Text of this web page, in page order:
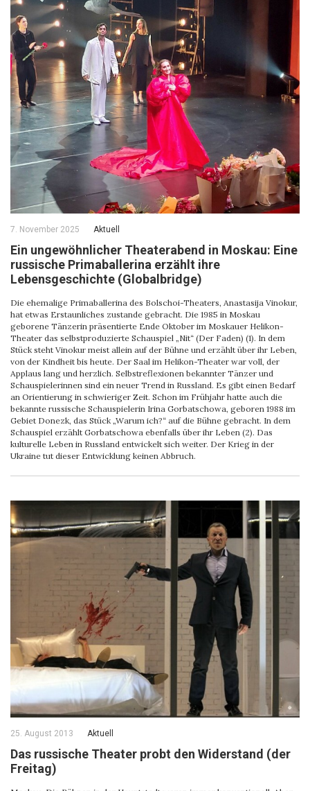
7. November 2025 Aktuell
Ein ungewöhnlicher Theaterabend in Moskau: Eine
russische Primaballerina erzählt ihre
Lebensgeschichte (Globalbridge)
Die ehemalige Primaballerina des Bolschoi-Theaters, Anastasija Vinokur,
hat etwas Erstaunliches zustande gebracht. Die 1985 in Moskau
geborene Tänzerin präsentierte Ende Oktober im Moskauer Helikon-
Theater das selbstproduzierte Schauspiel „Nit“ (Der Faden) (1). In dem
Stück steht Vinokur meist allein auf der Bühne und erzählt über ihr Leben,
von der Kindheit bis heute. Der Saal im Helikon-Theater war voll, der
Applaus lang und herzlich. Selbstreflexionen bekannter Tänzer und
Schauspielerinnen sind ein neuer Trend in Russland. Es gibt einen Bedarf
an Orientierung in schwieriger Zeit. Schon im Frühjahr hatte auch die
bekannte russische Schauspielerin Irina Gorbatschowa, geboren 1988 im
Gebiet Donezk, das Stück „Warum ich?“ auf die Bühne gebracht. In dem
Schauspiel erzählt Gorbatschowa ebenfalls über ihr Leben (2). Das
kulturelle Leben in Russland entwickelt sich weiter. Der Krieg in der
Ukraine tut dieser Entwicklung keinen Abbruch.
25. August 2013 Aktuell
Das russische Theater probt den Widerstand (der
Freitag)